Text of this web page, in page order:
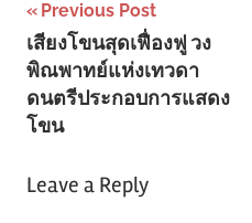
Post
navigation
Previous Post
เสียงโขนสุดเฟื่องฟู วง
พิณพาทย์แห่งเทวดา
ดนตรีประกอบการแสดง
โขน
Leave a Reply